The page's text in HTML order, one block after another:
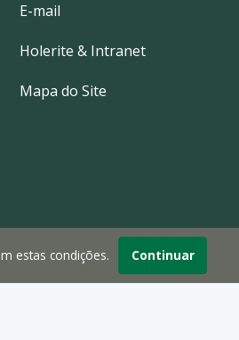
E-mail
Holerite & Intranet
Mapa do Site
estas condições. Continuar